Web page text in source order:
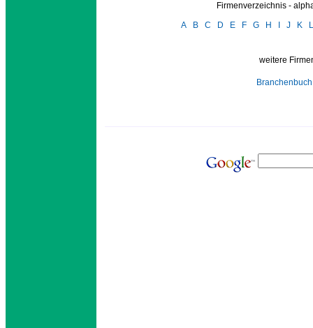
Firmenverzeichnis -
A
B C D E F G H J K L
weitere